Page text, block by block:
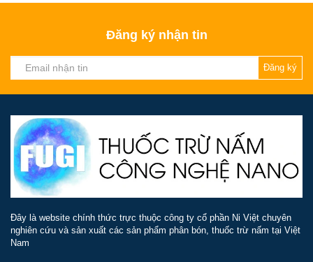
Đăng ký nhận tin
Đăng ký
Đây là website chính thức trực thuộc công ty cổ phần Ni Việt chuyên
nghiên cứu và sản xuất các sản phẩm phân bón, thuốc trừ nấm tại Việt
Nam